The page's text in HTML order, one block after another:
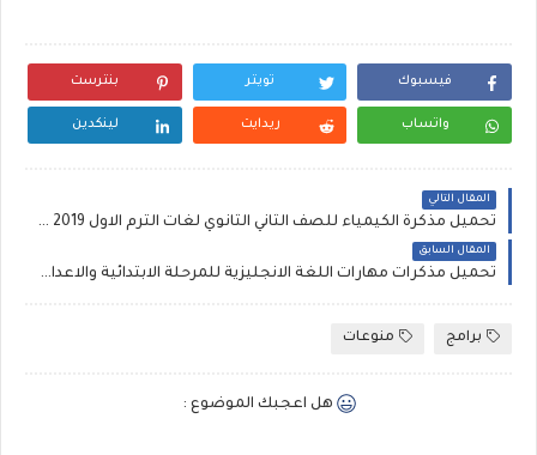
فيسبوك تويتر بنترست
واتساب ريدايت لينكدين
المقال التالي
تحميل مذكرة الكيمياء للصف الثاني الثانوي لغات الترم الاول 2019 للاستاذ محمد قاسم Chemistry
المقال السابق
تحميل مذكرات مهارات اللغة الانجليزية للمرحلة الابتدائية والاعدادية والثانوية
برامج منوعات
هل اعجبك الموضوع :